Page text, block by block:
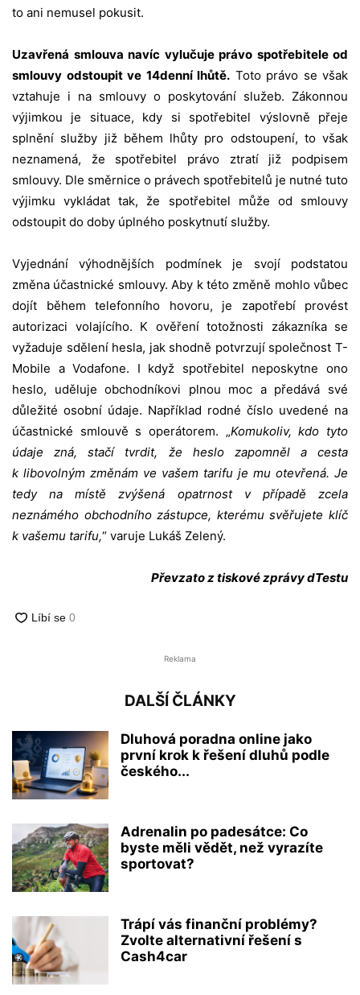
to ani nemusel pokusit.
Uzavřená smlouva navíc vylučuje právo spotřebitele od
smlouvy odstoupit ve 14denní lhůtě. Toto právo se však
vztahuje i na smlouvy o poskytování služeb. Zákonnou
výjimkou je situace, kdy si spotřebitel výslovně přeje
splnění služby již během lhůty pro odstoupení, to však
neznamená, že spotřebitel právo ztratí již podpisem
smlouvy. Dle směrnice o právech spotřebitelů je nutné tuto
výjimku vykládat tak, že spotřebitel může od smlouvy
odstoupit do doby úplného poskytnutí služby.
Vyjednání výhodnějších podmínek je svojí podstatou
změna účastnické smlouvy. Aby k této změně mohlo vůbec
dojít během telefonního hovoru, je zapotřebí provést
autorizaci volajícího. K ověření totožnosti zákazníka se
vyžaduje sdělení hesla, jak shodně potvrzují společnost T-
Mobile a Vodafone. I když spotřebitel neposkytne ono
heslo, uděluje obchodníkovi plnou moc a předává své
důležité osobní údaje. Například rodné číslo uvedené na
účastnické smlouvě s operátorem. „Komukoliv, kdo tyto
údaje zná, stačí tvrdit, že heslo zapomněl a cesta
k libovolným změnám ve vašem tarifu je mu otevřená. Je
tedy na místě zvýšená opatrnost v případě zcela
neznámého obchodního zástupce, kterému svěřujete klíč
k vašemu tarifu,“ varuje Lukáš Zelený.
Převzato z tiskové zprávy dTestu
Reklama
DALŠÍ ČLÁNKY
Dluhová poradna online jako
první krok k řešení dluhů podle
českého...
Adrenalin po padesátce: Co
byste měli vědět, než vyrazíte
sportovat?
Trápí vás finanční problémy?
Zvolte alternativní řešení s
Cash4car